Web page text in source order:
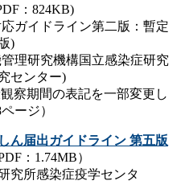
：824KB)
ガイドライン第二版：暫定
)
理研究機構国立感染症研究
センター)
察期間の表記を一部変更し
ページ）
ん届出ガイドライン 第五版
PDF：1.74MB）
究所感染症疫学センタ